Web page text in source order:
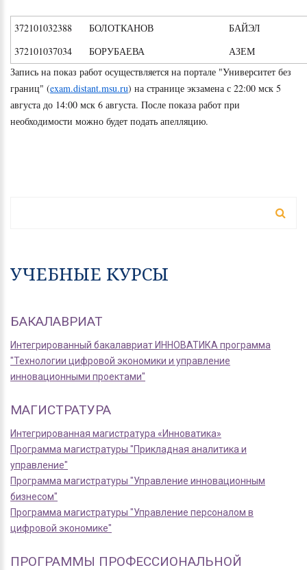
372101032388 БОЛОТКАНОВ
372101037034
БОРУБАЕВА
Запись на показ работ осуществляется на портале "Университет без
границ" (exam.distant.msu.ru) на странице экзамена с 22:00 мск 5
августа до 14:00 мск 6 августа. После показа работ при
необходимости можно будет подать апелляцию.
УЧЕБНЫЕ КУРСЫ
БАКАЛАВРИАТ
Интегрированный бакалавриат ИННОВАТИКА программа
"Технологии цифровой экономики и управление
инновационными проектами"
МАГИСТРАТУРА
Интегрированная магистратура «Инноватика»
Программа магистратуры "Прикладная аналитика и
управление"
Программа магистратуры "Управление инновационным
бизнесом"
Программа магистратуры "Управление персоналом в
цифровой экономике"
ПРОГРАММЫ ПРОФЕССИОНАЛЬНОЙ